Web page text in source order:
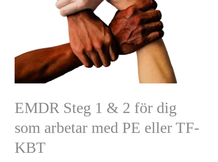
EMDR Steg 1 & 2 för dig
som arbetar med PE eller TF-
KBT